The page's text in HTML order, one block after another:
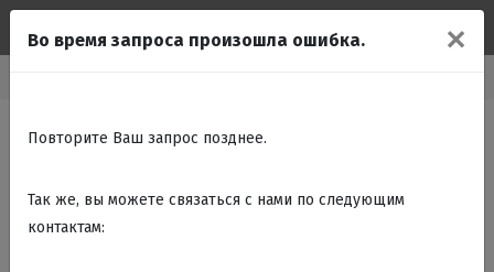
✕
Во время запроса произошла ошибка.
Повторите Ваш запрос позднее.
Так же, вы можете связаться с нами по следующим
контактам: